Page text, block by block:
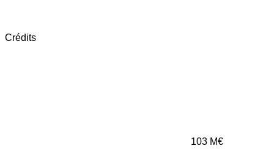
Crédits
103 M€